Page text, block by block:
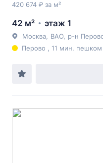
420 674 ₽ за м²
42 м² этаж 1
Москва ВАО р-н
Перово , 11 мин. пешком